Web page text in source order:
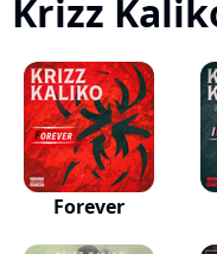
Krizz
Forever